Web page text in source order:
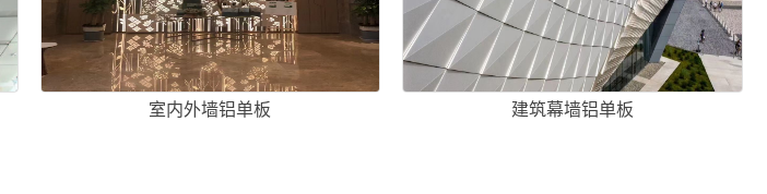
室内外墙铝单板 建筑幕墙铝单板